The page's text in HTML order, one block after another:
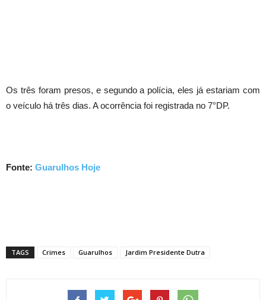
Os três foram presos, e segundo a polícia, eles já estariam com
o veículo há três dias. A ocorrência foi registrada no 7°DP.
Fonte: Guarulhos Hoje
TAGS Crimes Guarulhos Jardim Presidente Dutra